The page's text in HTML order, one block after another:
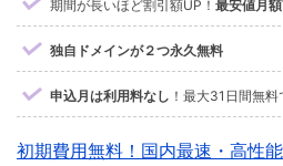
期間が長いほど割引額UP！ 最安値月
独自ドメインが２つ永久無料
申込月は利用料なし ！最大31日間無
初期費用無料！国内最速・高性